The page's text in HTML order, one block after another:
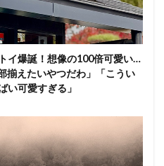
イ爆誕！想像の100倍可愛い…
揃えたいやつだわ」「こうい
い可愛すぎる」